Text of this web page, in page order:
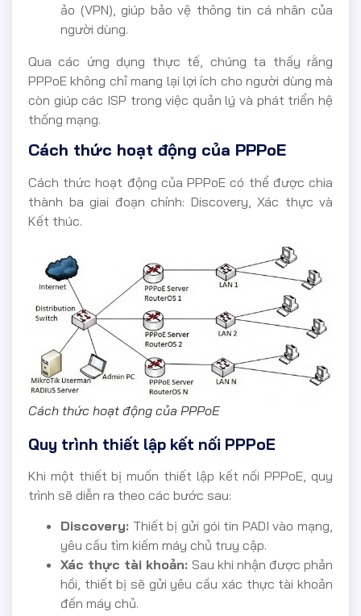
ảo (VPN), giúp bảo vệ thông tin cá nhân của
người dùng.
Qua các ứng dụng thực tế, chúng ta thấy rằng
PPPoE không chỉ mang lại lợi ích cho người dùng mà
còn giúp các ISP trong việc quản lý và phát triển hệ
thống mạng.
Cách thức hoạt động của PPPoE
Cách thức hoạt động của PPPoE có thể được chia
thành ba giai đoạn chính: Discovery, Xác thực và
Kết thúc.
Cách thức hoạt động của PPPoE
Quy trình thiết lập kết nối PPPoE
Khi một thiết bị muốn thiết lập kết nối PPPoE, quy
trình sẽ diễn ra theo các bước sau:
Discovery: Thiết bị gửi gói tin PADI vào mạng,
yêu cầu tìm kiếm máy chủ truy cập.
Xác thực tài khoản: Sau khi nhận được phản
hồi, thiết bị sẽ gửi yêu cầu xác thực tài khoản
đến máy chủ.